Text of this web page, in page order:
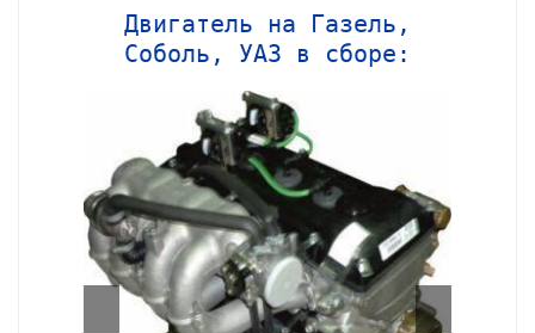
Двигатель на Газель,
Соболь, УАЗ в сборе: